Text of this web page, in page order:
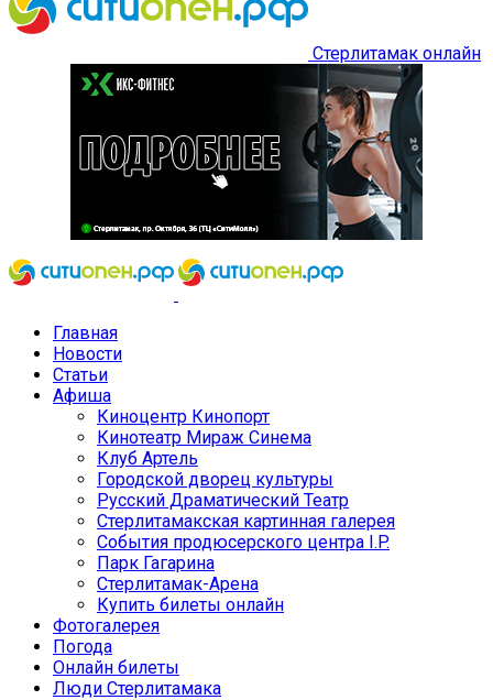
Стерлитамак онлайн
Главная
Новости
Статьи
Афиша
Киноцентр Кинопорт
Кинотеатр Мираж Синема
Клуб Артель
Городской дворец культуры
Русский Драматический Театр
Стерлитамакская картинная галерея
События продюсерского центра I.P.
Парк Гагарина
Стерлитамак-Арена
Купить билеты онлайн
Фотогалерея
Погода
Онлайн билеты
Люди Стерлитамака